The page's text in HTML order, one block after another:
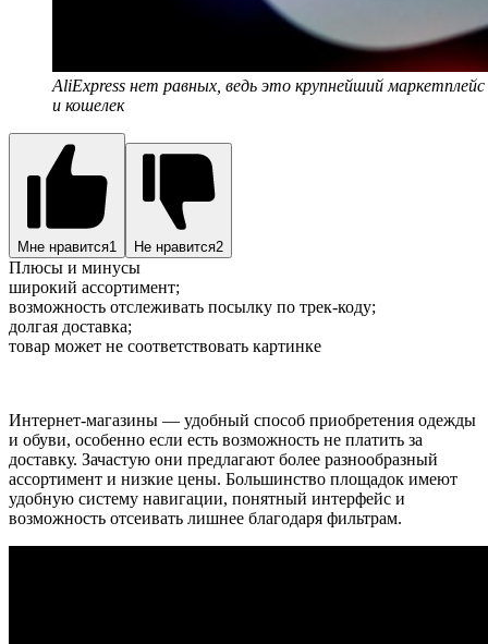
AliExpress нет равных, ведь это крупнейший
и кошелек
Мне нравится1 Не нравится2
Плюсы и минусы
широкий ассортимент;
возможность отслеживать посылку по трек-коду;
долгая доставка;
товар может не соответствовать картинке
Интернет-магазины — удобный способ приобретения одежды
и обуви, особенно если есть возможность не платить за
доставку. Зачастую они предлагают более разнообразный
ассортимент и низкие цены. Большинство площадок имеют
удобную систему навигации, понятный интерфейс и
возможность отсеивать лишнее благодаря фильтрам.